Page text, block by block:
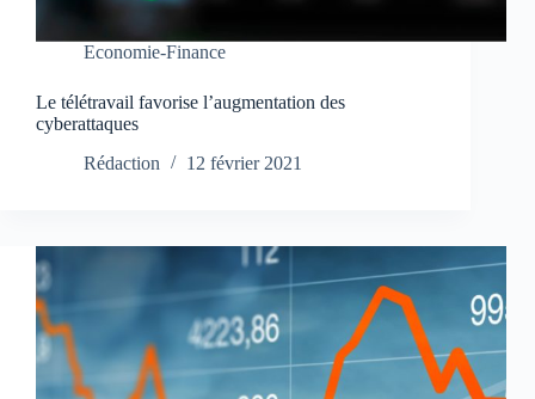
Economie-Finance
Le télétravail favorise l’augmentation des
cyberattaques
Rédaction
12 février 2021